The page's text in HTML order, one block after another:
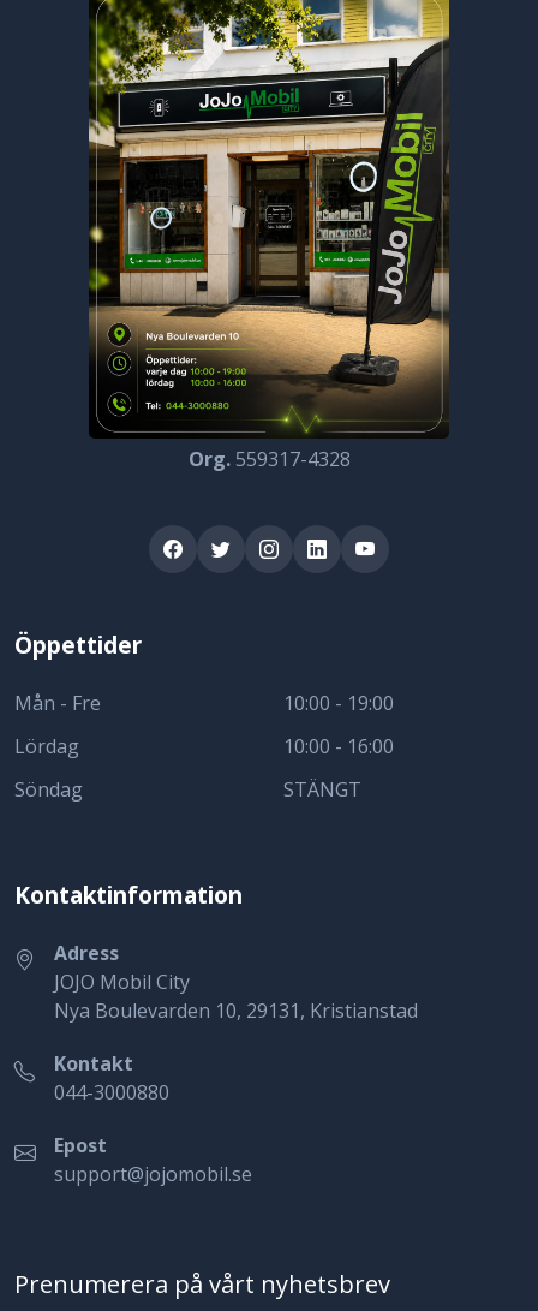
Org.559317-4328
Öppettider
Mån - Fre
Lördag
Söndag
10:00 - 19:00
10:00 - 16:00
STÄNGT
Kontaktinformation
Adress
JOJO Mobil City
Nya Boulevarden 10, 29131, Kristianstad
Kontakt
044-3000880
Epost
support@jojomobil.se
Prenumerera på vårt nyhetsbrev